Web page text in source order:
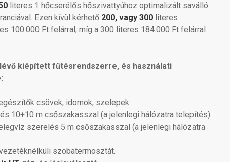
literes 1 hőcserélős hőszivattyúhoz optimalizált saválló
Ezen kívül kérhető 200, vagy 300 literes
100.000 Ft felárral, míg a 300 literes 184.000 Ft felárral
kiépített fűtésrendszerre, és használati
csövek, idomok, szelepek.
10+10 m csőszakasszal (a jelenlegi hálózatra telepítés).
szerelés 5 m csőszakasszal (a jelenlegi hálózatra
szobatermosztát.